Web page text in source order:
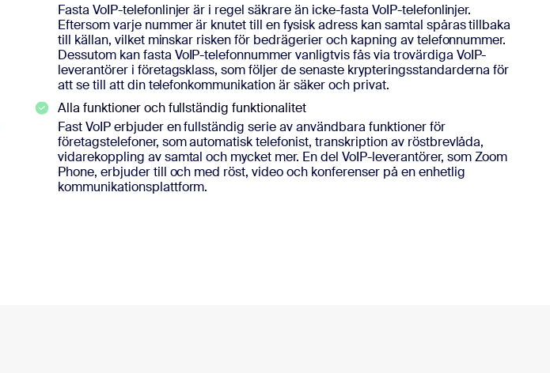
Fasta VoIP-telefonlinjer är i regel säkrare än icke-fasta VoIP-telefonlinjer.
Eftersom varje nummer är knutet till en fysisk adress kan samtal spåras tillbaka
till källan, vilket minskar risken för bedrägerier och kapning av telefonnummer.
Dessutom kan fasta VoIP-telefonnummer vanligtvis fås via trovärdiga VoIP-
leverantörer i företagsklass, som följer de senaste krypteringsstandarderna för
att se till att din telefonkommunikation är säker och privat.
Alla funktioner och fullständig funktionalitet
Fast VoIP erbjuder en fullständig serie av användbara funktioner för
företagstelefoner, som automatisk telefonist, transkription av röstbrevlåda,
vidarekoppling av samtal och mycket mer. En del VoIP-leverantörer, som Zoom
Phone, erbjuder till och med röst, video och konferenser på en enhetlig
kommunikationsplattform.